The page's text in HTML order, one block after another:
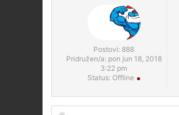
Postovi: 888
Pridružen/a: pon jun 18, 2018
3:22 pm
Status: Offline